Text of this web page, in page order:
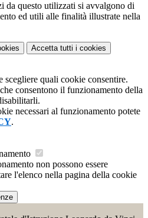
da questo utilizzati si avvalgono di
ed utili alle finalità illustrate nella
Accetta tutti i cookies
scegliere quali cookie consentire.
consentono il funzionamento della
necessari al funzionamento potete
.
non possono essere
l'elenco nella pagina della cookie